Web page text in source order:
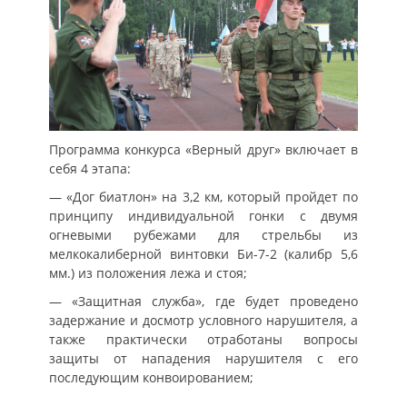
Программа конкурса «Верный друг» включает в
себя 4 этапа:
— «Дог биатлон» на 3,2 км, который пройдет по
принципу индивидуальной гонки с двумя
огневыми рубежами для стрельбы из
мелкокалиберной винтовки Би-7-2 (калибр 5,6
мм.) из положения лежа и стоя;
— «Защитная служба», где будет проведено
задержание и досмотр условного нарушителя, а
также практически отработаны вопросы
защиты от нападения нарушителя с его
последующим конвоированием;